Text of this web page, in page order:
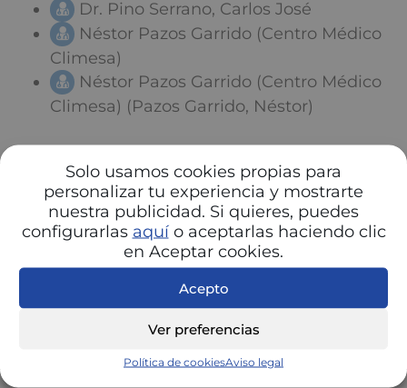
Solo usamos cookies propias para
personalizar tu experiencia y mostrarte
nuestra publicidad. Si quieres, puedes
configurarlas aquío aceptarlas haciendo clic
en Aceptar cookies.
Acepto
Ver preferencias
Política de cookiesAviso legal
Dr. Pino Serrano, Carlos José
Néstor Pazos Garrido (Centro Médico
Climesa)
Néstor Pazos Garrido (Centro Médico
Climesa) (Pazos Garrido, Néstor)